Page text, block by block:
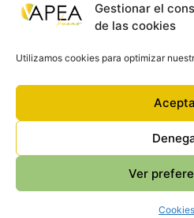
Gestionar el
de las cookies
Utilizamos cookies para optimizar
Ver
Cookies
Web diseñada por